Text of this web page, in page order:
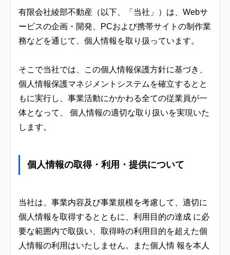
有限会社綾部不動産（以下、「当社」）は、Webサ
ービスの企画・開発、PCおよび携帯サイトの制作業
務などを通じて、個人情報を取り扱っています。
そこで当社では、この個人情報保護方針に基づき、
個人情報保護マネジメントシステムを確立するとと
もに実行し、事業活動にかかわる全ての従業員が一
体となって、 個人情報の適切な取り扱いを実現いた
します。
個人情報の取得・利用・提供について
当社は、事業内容及び事業規模を考慮して、適切に
個人情報を取得するとともに、利用目的の達成 に必
要な範囲内で取扱い、取得時の利用目的を超えた個
人情報の利用はいたしません。また個人情 報を本人